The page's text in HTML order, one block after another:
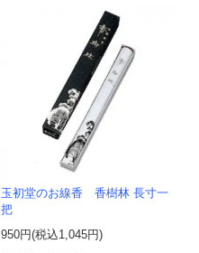
玉初堂のお線香 香樹林 長寸一
把
950円(税込1,045円)